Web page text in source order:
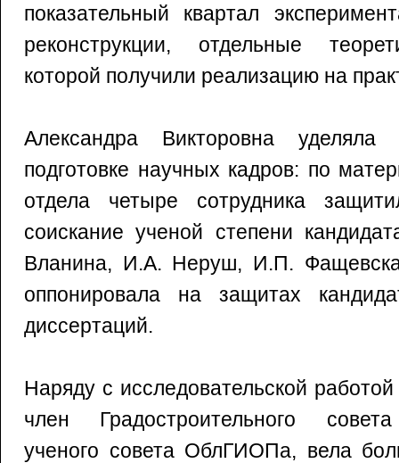
показательный квартал
реконструкции, отдельные
которой получили реализацию на
Александра Викторовна
подготовке научных кадров: по
отдела четыре сотрудника
соискание ученой степени
Вланина, И.А. Неруш, И.П.
оппонировала на защитах
диссертаций.
Наряду с исследовательской
член Градостроительного
ученого совета ОблГИОПа, вела